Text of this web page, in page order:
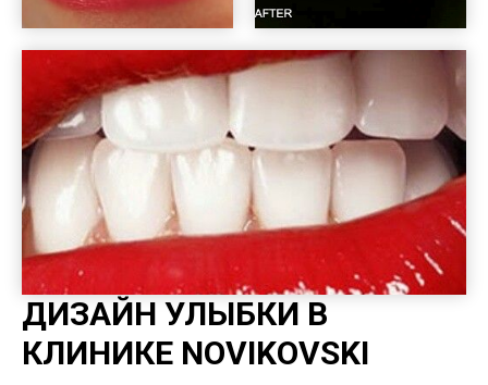
ДИЗАЙН УЛЫБКИ В
КЛИНИКЕ NOVIKOVSKI